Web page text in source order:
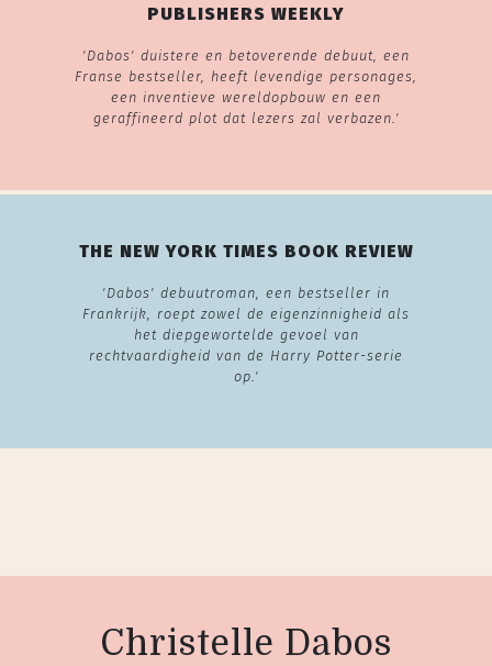
PUBLISHERS WEEKLY
'Dabos' duistere en betoverende debuut, een
Franse bestseller, heeft levendige personages,
een inventieve wereldopbouw en een
geraffineerd plot dat lezers zal verbazen.'
THE NEW YORK TIMES BOOK REVIEW
'Dabos' debuutroman, een bestseller in
Frankrijk, roept zowel de eigenzinnigheid als
het diepgewortelde gevoel van
rechtvaardigheid van de Harry Potter-serie
op.'
Christelle Dabos